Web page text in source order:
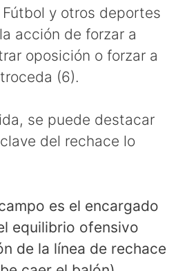
y otros deportes
acción de forzar a
oposición o forzar a
(6).
se puede destacar
del rechace lo
es el encargado
equilibrio ofensivo
de la línea de rechace